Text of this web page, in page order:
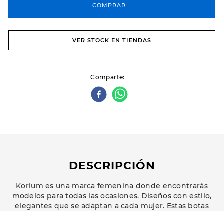
COMPRAR
VER STOCK EN TIENDAS
Comparte
DESCRIPCIÓN
Korium es una marca femenina donde encontrarás
modelos para todas las ocasiones. Diseños con estilo,
elegantes que se adaptan a cada mujer. Estas botas